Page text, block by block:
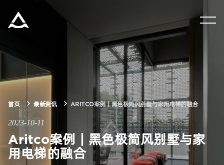
集团资讯
产品中心
关于瑞特科
首页 最新资讯 ARITCO案例｜黑色极简风别墅与家用电梯的融合
2023-10-11
Aritco案例｜黑色极简风别墅与家
用电梯的融合